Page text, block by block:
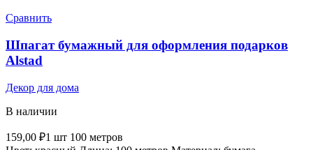
Сравнить
Шпагат бумажный для оформления подарков
Alstad
Декор для дома
В наличии
159,00 ₽1 шт 100 метров